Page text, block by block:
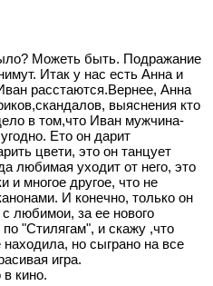
Можеть быть. Подражание
Итак у нас есть Анна и
расстаются.Вернее, Анна
выяснения кто
в том,что Иван мужчина-
Ето он дарит
цвети, это он танцует
любимая уходит от него, это
и многое другое, что не
И конечно, только он
любимои, за ее нового
"Стилягам", и скажу ,что
но сыграно на все
игра.
кино.